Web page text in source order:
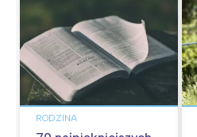
RODZINA